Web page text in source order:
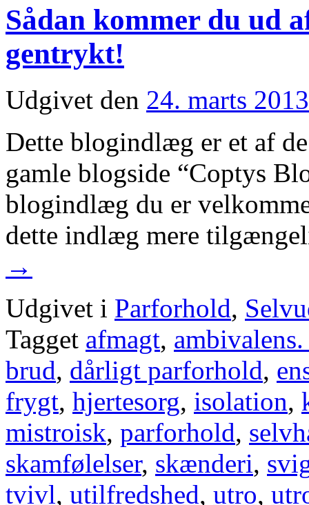
Sådan kommer du ud
gentrykt!
Udgivet den 24. marts 2013
Dette blogindlæg er et af
gamle blogside “Coptys
blogindlæg du er
dette indlæg mere
→
Udgivet i Parforhold,
Tagget afmagt,
brud, dårligt parforhold,
frygt, hjertesorg, isolation,
mistroisk, parforhold,
skamfølelser, skænderi,
tvivl, utilfredshed, utro,